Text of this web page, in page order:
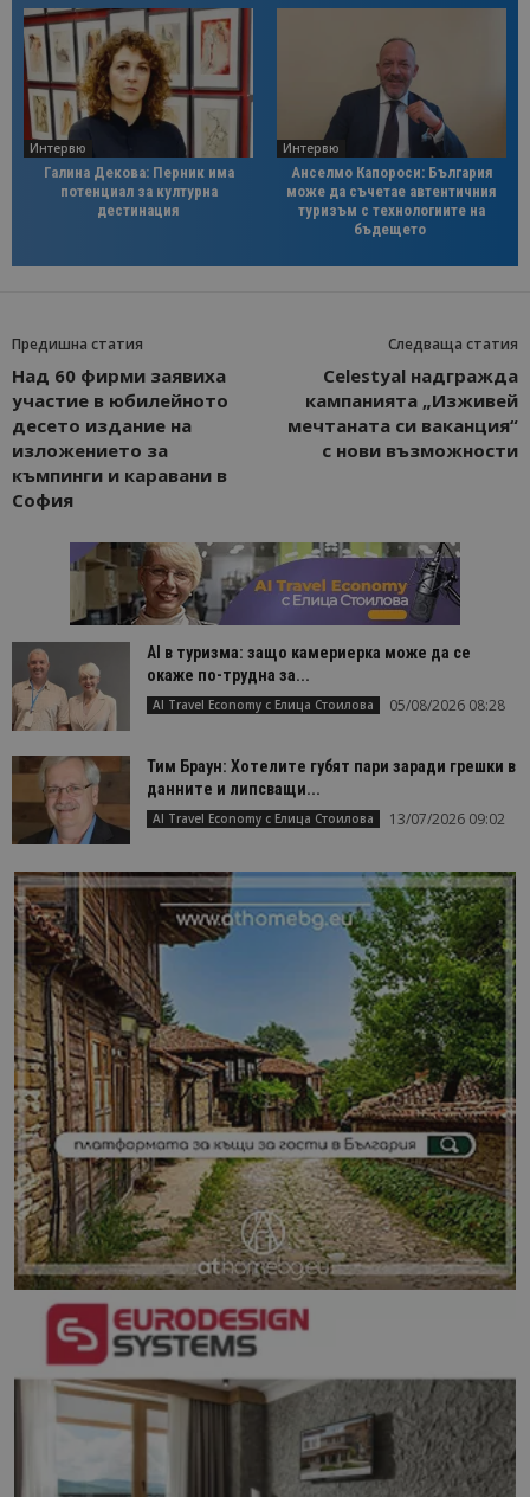
Интервю
Галина Декова: Перник има
потенциал за културна
дестинация
Интервю
Анселмо Капороси: България
може да съчетае автентичния
туризъм с технологиите на
бъдещето
Предишна статия
Над 60 фирми заявиха
участие в юбилейното
десето издание на
изложението за
къмпинги и каравани в
София
Следваща статия
Celestyal надгражда
кампанията „Изживей
мечтаната си ваканция“
с нови възможности
AI в туризма: защо камериерка може да се
окаже по-трудна за...
AI Travel Economy с Елица Стоилова 05/08/2026 08:28
Тим Браун: Хотелите губят пари заради грешки в
данните и липсващи...
AI Travel Economy с Елица Стоилова 13/07/2026 09:02